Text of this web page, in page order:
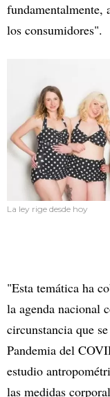
fundamentalmente,
los consumidores".
La ley rige desde hoy
"Esta temática ha
la agenda nacional
circunstancia que
Pandemia del
estudio
las medidas